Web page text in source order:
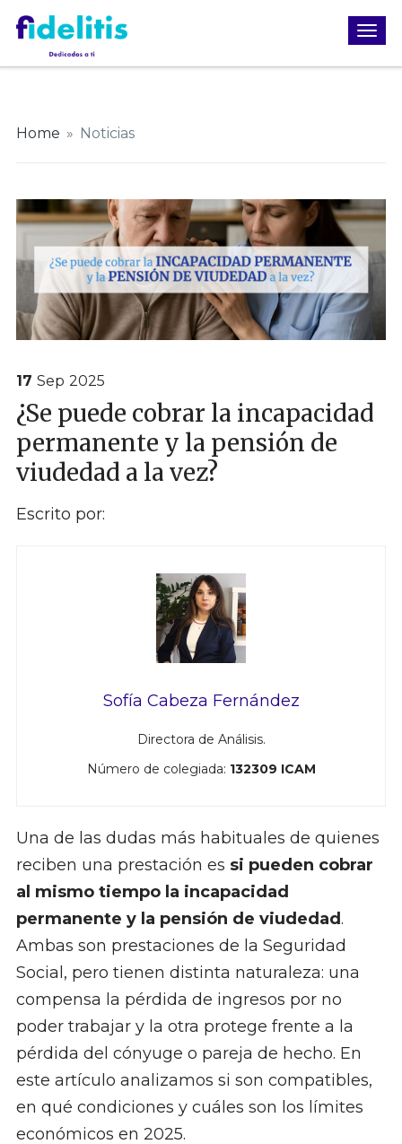
Home » Noticias
17 Sep 2025
¿Se puede cobrar la incapacidad
permanente y la pensión de
viudedad a la vez?
Escrito por:
Sofía Cabeza Fernández
Directora de Análisis.
Número de colegiada: 132309 ICAM
Una de las dudas más habituales de quienes
reciben una prestación es si pueden cobrar
al mismo tiempo la incapacidad
permanente y la pensión de viudedad.
Ambas son prestaciones de la Seguridad
Social, pero tienen distinta naturaleza: una
compensa la pérdida de ingresos por no
poder trabajar y la otra protege frente a la
pérdida del cónyuge o pareja de hecho. En
este artículo analizamos si son compatibles,
en qué condiciones y cuáles son los límites
económicos en 2025.